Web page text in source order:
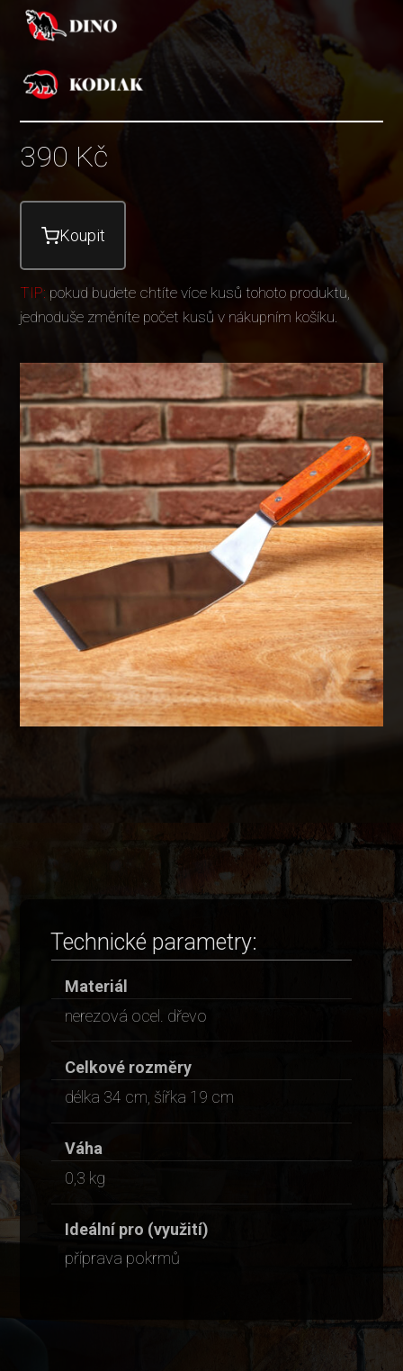
390 Kč
Koupit
TIP: pokud budete chtíte více kusů tohoto produktu,
jednoduše změníte počet kusů v nákupním košíku.
Technické parametry:
Materiál
nerezová ocel. dřevo
Celkové rozměry
délka 34 cm, šířka 19 cm
Váha
0,3 kg
Ideální pro (využití)
příprava pokrmů